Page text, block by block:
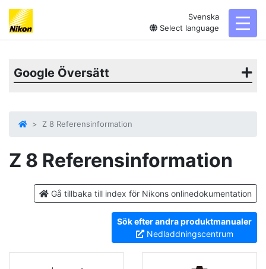
Svenska
Select language
Google Översätt
Z 8 Referensinformation
Z 8 Referensinformation
Gå tillbaka till index för Nikons onlinedokumentation
Sök efter andra produktmanualer
Nedladdningscentrum